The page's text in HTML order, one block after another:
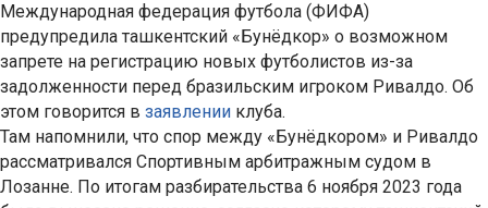
Международная федерация футбола (ФИФА)
предупредила ташкентский «Бунёдкор» о возможном
запрете на регистрацию новых футболистов из-за
задолженности перед бразильским игроком Ривалдо. Об
этом говорится в заявлении клуба.
Там напомнили, что спор между «Бунёдкором» и Ривалдо
рассматривался Спортивным арбитражным судом в
Лозанне. По итогам разбирательства 6 ноября 2023 года